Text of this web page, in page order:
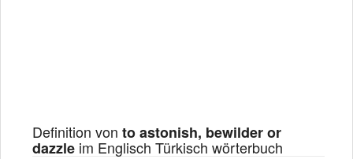
Definition von to astonish, bewilder or
dazzle im Englisch Türkisch wörterbuch